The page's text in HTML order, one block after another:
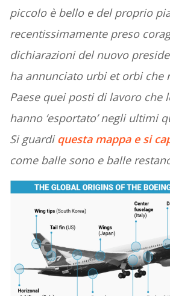
piccolo è bello e del proprio
recentissimamente preso
dichiarazioni del nuovo
ha annunciato urbi et orbi che
Paese quei posti di lavoro che
hanno ‘esportato’ negli ultimi
Si guardiquesta mappa e si
come balle sono e balle